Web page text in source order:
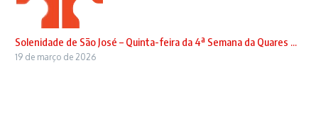
Solenidade de São José – Quinta-feira da 4ª Semana da Quares ...
19 de março de 2026